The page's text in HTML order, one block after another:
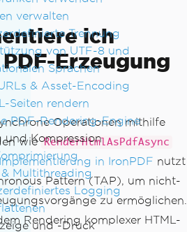
verwalten
Trennung
von UTF-8 und
Sprachen
& Asset-Encoding
Seiten rendern
PDF-Rendering-Engine
und Kompression
Multithreading
Logging
und -Druck
ich
Erzeugung
Operationen mithilfe
wie RenderHtmlAsPdfAsync
in IronPDF nutzt
Pattern (TAP), um nicht-
zu ermöglichen.
Rendering komplexer HTML-